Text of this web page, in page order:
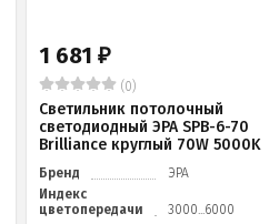
1 681₽
(0)
Светильник потолочный
светодиодный ЭРА SPB-6-70
Brilliance круглый 70W 5000K
Бренд
ЭРА
Индекс
цветопередачи
3000...6000